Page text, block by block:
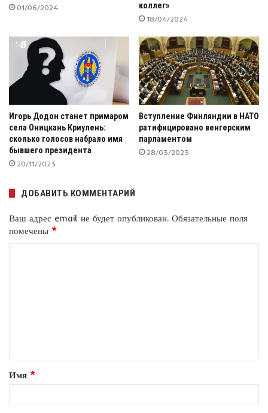
01/06/2024
коллег»
18/04/2024
Игорь Додон станет примаром
села Оницкань Криулень:
сколько голосов набрало имя
бывшего президента
20/11/2023
Вступление Финляндии в НАТО
ратифицировано венгерским
парламентом
28/03/2023
ДОБАВИТЬ КОММЕНТАРИЙ
Ваш адрес email не будет опубликован. Обязательные поля
помечены *
т
а
Имя *